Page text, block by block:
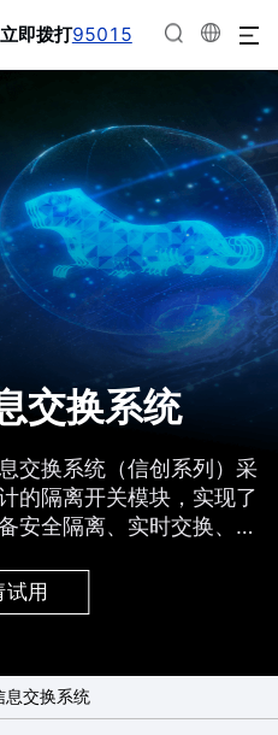
立即拨打95015
交换系统
交换系统（信创系列）采
的隔离开关模块，实现了
安全隔离、实时交换、协
。
试用
息交换系统